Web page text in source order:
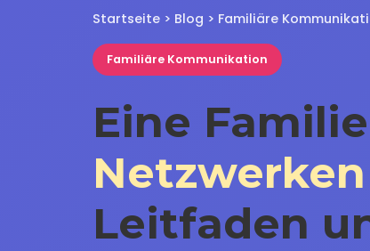
Startseite > Blog > Familiäre
Familiäre Kommunikation
Eine
Netzwerken
Leitfaden